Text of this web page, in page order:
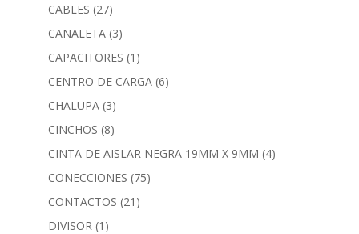
CABLES (27)
CANALETA (3)
CAPACITORES (1)
CENTRO DE CARGA (6)
CHALUPA (3)
CINCHOS (8)
CINTA DE AISLAR NEGRA 19MM X 9MM (4)
CONECCIONES (75)
CONTACTOS (21)
DIVISOR (1)